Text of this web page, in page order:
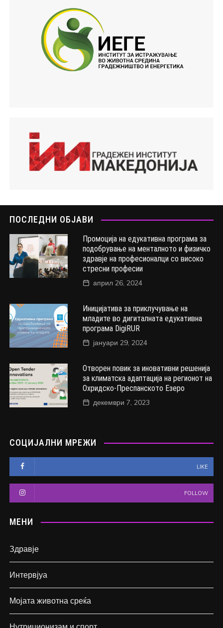
ПОСЛЕДНИ ОБЈАВИ
Промоција на едукативна програма за
подобрување на менталното и физичко
здравје на професионалци со високо
стресни професии
април 26, 2024
Иницијатива за приклучување на
младите во дигиталната едукативна
програма DigiRUR
јануари 29, 2024
Отворен повик за иновативни решенија
за климатска адаптација на регионот на
Охридско-Преспанското Езеро
декември 7, 2023
СОЦИЈАЛНИ МРЕЖИ
LIKE
FOLLOW
МЕНИ
Здравје
Интервјуа
Мојата животна среќа